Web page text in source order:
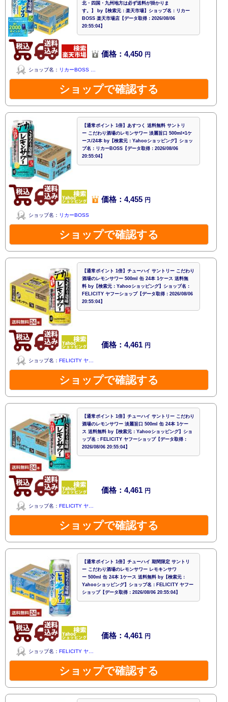
北・四国・九州地方は必ず送料が掛かりま
す。】 by【検索元：楽天市場】ショップ名：リカー
BOSS 楽天市場店【データ取得：2026/08/06
20:55:04】
価格：4,450 円
ショップ名： リカーBOSS …
ショップで確認する
【通常ポイント 1倍】あすつく 送料無料 サントリ
ー こだわり酒場のレモンサワー 淡麗旨口 500ml×1ケ
ース/24本 by【検索元：Yahooショッピング】ショッ
プ名：リカーBOSS【データ取得：2026/08/06
20:55:04】
価格：4,455 円
ショップ名： リカーBOSS
ショップで確認する
【通常ポイント 1倍】チューハイ サントリー こだわり
酒場のレモンサワー 500ml 缶 24本 1ケース 送料無
料 by【検索元：Yahooショッピング】ショップ名：
FELICITY ヤフーショップ【データ取得：2026/08/06
20:55:04】
価格：4,461 円
ショップ名： FELICITY ヤ…
ショップで確認する
【通常ポイント 1倍】チューハイ サントリー こだわり
酒場のレモンサワー 淡麗旨口 500ml 缶 24本 1ケー
ス 送料無料 by【検索元：Yahooショッピング】ショ
ップ名：FELICITY ヤフーショップ【データ取得：
2026/08/06 20:55:04】
価格：4,461 円
ショップ名： FELICITY ヤ…
ショップで確認する
【通常ポイント 1倍】チューハイ 期間限定 サントリ
ー こだわり酒場のレモンサワー レモキンサワ
ー 500ml 缶 24本 1ケース 送料無料 by【検索元：
Yahooショッピング】ショップ名：FELICITY ヤフー
ショップ【データ取得：2026/08/06 20:55:04】
価格：4,461 円
ショップ名： FELICITY ヤ…
ショップで確認する